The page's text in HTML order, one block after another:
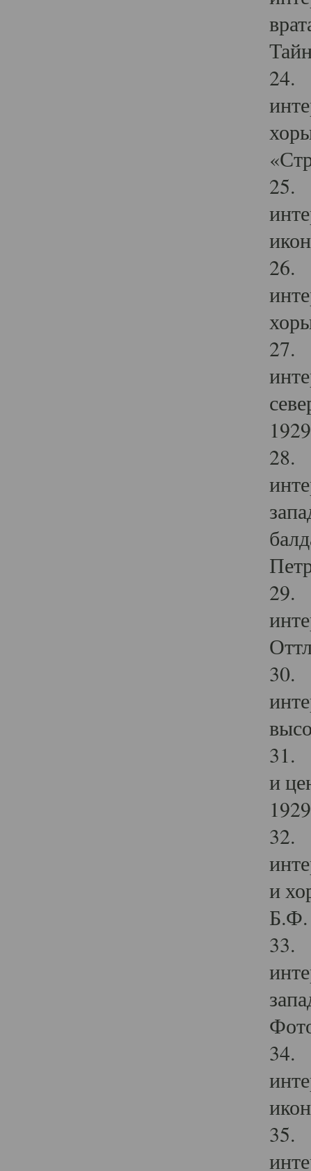
24.
25.
26.
27.
28.
29.
30.
31.
и
32.
и
Б.Ф.
33.
34.
35.